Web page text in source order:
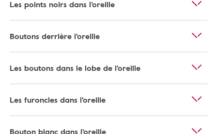
Les points noirs dans l'oreille
Boutons derrière l'oreille
Les boutons dans le lobe de l'oreille
Les furoncles dans l'oreille
Bouton blanc dans l'oreille